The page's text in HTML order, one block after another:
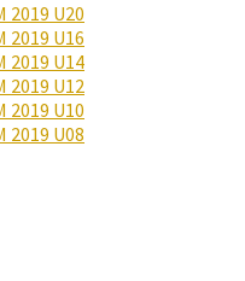
2019 U20
2019 U16
2019 U14
2019 U12
2019 U10
2019 U08